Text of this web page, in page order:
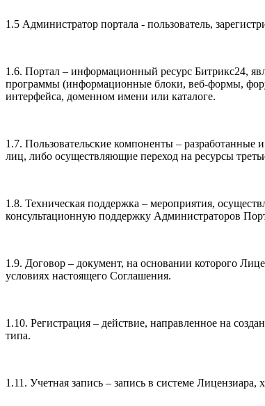
1.5 Администратор портала - пользователь,
1.6. Портал – информационный ресурс Битрикс24,
программы (информационные блоки, веб-формы,
интерфейса, доменном имени или каталоге.
1.7. Пользовательские компоненты –
лиц, либо осуществляющие переход на ресурсы
1.8. Техническая поддержка – мероприятия,
консультационную поддержку Администраторов
1.9. Договор – документ, на основании которого
условиях настоящего Соглашения.
1.10. Регистрация – действие, направленное на
типа.
1.11. Учетная запись – запись в системе